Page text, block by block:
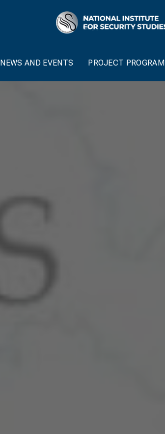
NEWS AND EVENTS PROJECT PROGRAM